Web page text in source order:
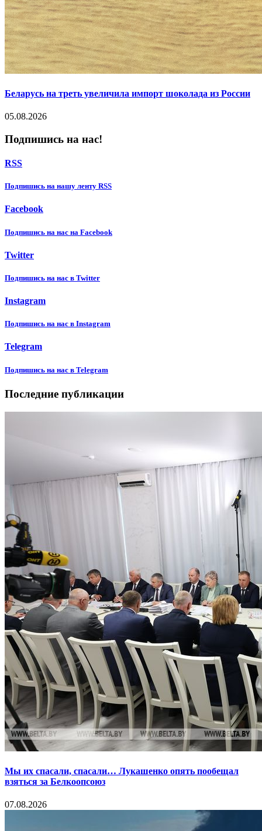
Беларусь на треть увеличила импорт шоколада из России
05.08.2026
Подпишись на нас!
RSS
Подпишиcь на нашу ленту RSS
Facebook
Подпишиcь на нас на Facebook
Twitter
Подпишиcь на нас в Twitter
Instagram
Подпишиcь на нас в Instagram
Telegram
Подпишиcь на нас в Telegram
Последние публикации
Мы их спасали, спасали… Лукашенко опять пообещал
взяться за Белкоопсоюз
07.08.2026